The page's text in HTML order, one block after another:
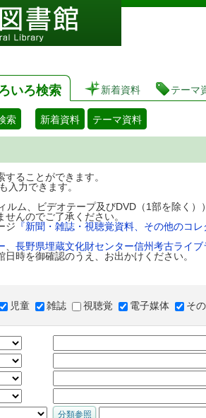
図書館
いろ検索 新着資料 テーマ
索 新着資料 テーマ資料
ることができます。
入力できます。
ルム、ビデオテープ及びDVD（1部を除く）
んのでご了承ください。
ジ 『新聞・雑誌・視聴覚資料、その他のコレ
長野県埋蔵文化財センター信州考古ライブ
時を御確認のうえ、お出かけください。
児童 雑誌 視聴覚 電子媒体 そ